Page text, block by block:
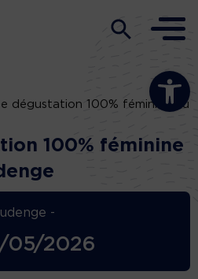
Ouvrir la
dégustation 100% féminine au
100% féminine
-
05/2026